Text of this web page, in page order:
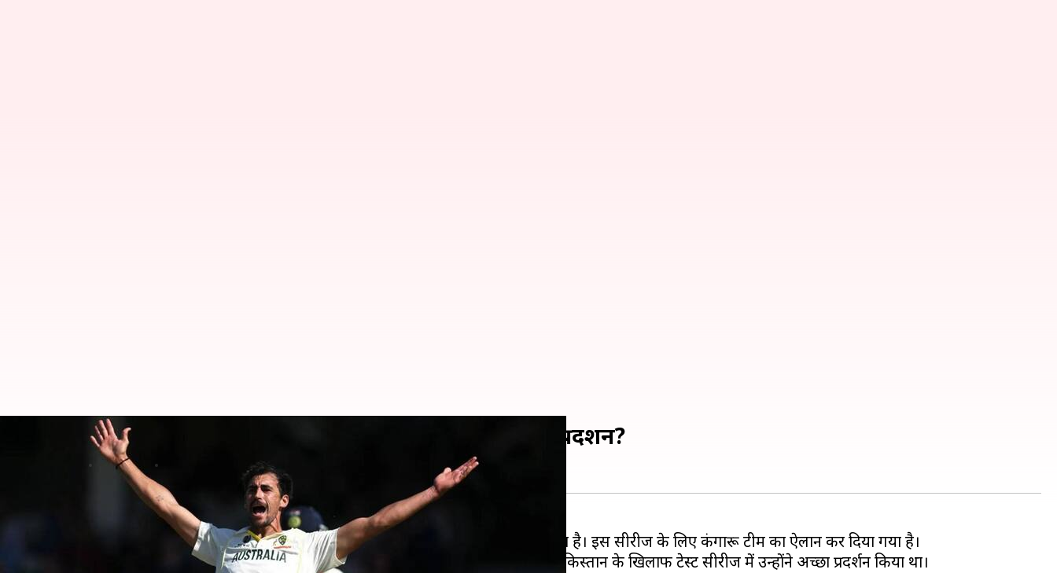
टेस्ट सीरीज: मिचेल स्टार्क का वेस्टइंडीज के खिलाफ कैसा रहा है प्रदर्शन?
Jan 12, 2024
वेस्टइंडीज क्रिकेट टीमके बीच 17 जनवरी से टेस्ट सीरीज का आगाज हो रहा है। इस सीरीज के लिए कंगारू टीम का ऐलान कर दिया गया है।
मिचेल स्टार्क भी इस टीम का हिस्सा हैं और वह अभी कमाल के फॉर्म में भी चल रहे हैं। हाल ही में पाकिस्तान के खिलाफ टेस्ट सीरीज में उन्होंने अच्छा प्रदर्शन किया था।